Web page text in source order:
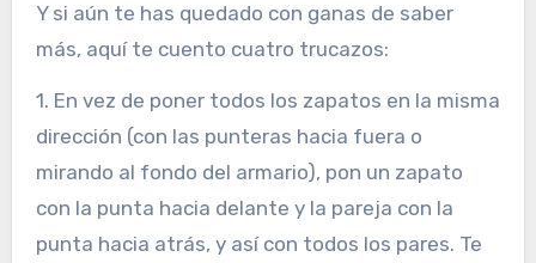
Y si aún te has quedado con ganas de saber
más, aquí te cuento cuatro trucazos:
1. En vez de poner todos los zapatos en la misma
dirección (con las punteras hacia fuera o
mirando al fondo del armario), pon un zapato
con la punta hacia delante y la pareja con la
punta hacia atrás, y así con todos los pares. Te